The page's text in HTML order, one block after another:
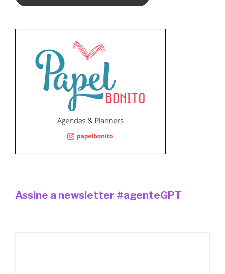
Assine a newsletter #agenteGPT